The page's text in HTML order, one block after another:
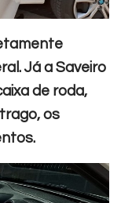
Já a Saveiro
de roda,
os